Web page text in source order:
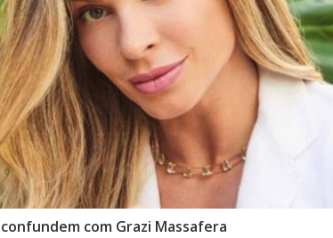
com Grazi Massafera